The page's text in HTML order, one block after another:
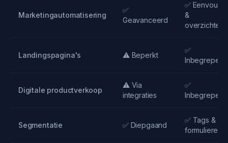
Marketingautomatisering
✅
Geavanceerd
✅ Eenvoudig
&
overzichtelijk
Landingspagina's ⚠️ Beperkt
✅
Inbegrepen
Digitale productverkoop
⚠️ Via
integraties
✅
Inbegrepen
Segmentatie ✅ Diepgaand
✅ Tags &
formulieren